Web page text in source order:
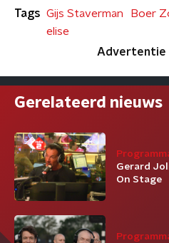
Tags Gijs Staverman
Boer
elise
Advertentie
Gerelateerd nieuws
Gerard
On Stage